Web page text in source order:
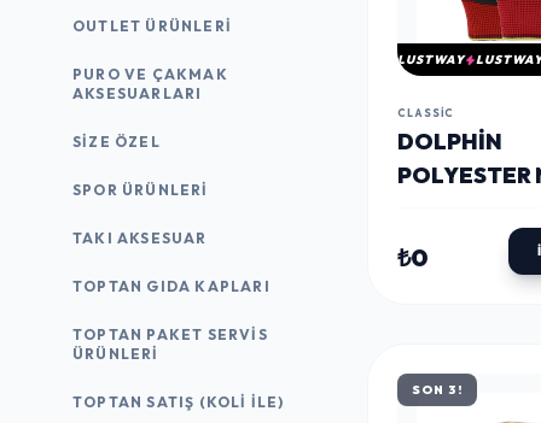
OUTLET ÜRÜNLERI
PURO VE ÇAKMAK
AKSESUARLARI
SIZE ÖZEL
SPOR ÜRÜNLERI
TAKI AKSESUAR
TOPTAN GIDA KAPLARI
TOPTAN PAKET SERVIS
ÜRÜNLERI
TOPTAN SATIŞ (KOLI İLE)
LUSTWAY
CLASSIC
DOLPHIN
POLYESTER
KIRMIZI/
PON3 ZBR
₺0
SON 3!